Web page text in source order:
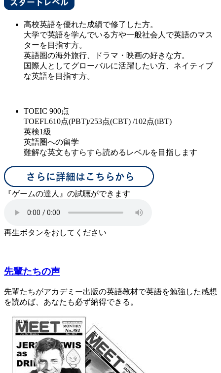
高校英語を優れた成績で修了した方。
大学で英語を学んでいる方や一般社会人で英語のマス
ターを目指す方。
英語圏の海外旅行、ドラマ・映画の好きな方。
国際人としてグローバルに活躍したい方、ネイティブ
な英語を目指す方。
TOEIC 900点
TOEFL610点(PBT)/253点(CBT) /102点(iBT)
英検1級
英語圏への留学
難解な英文もすらすら読めるレベルを目指します
『ゲームの達人』の試聴ができます
再生ボタンをおしてください
先輩たちの声
先輩たちがアカデミー出版の英語教材で英語を勉強した感想
を読めば、あなたも必ず納得できる。